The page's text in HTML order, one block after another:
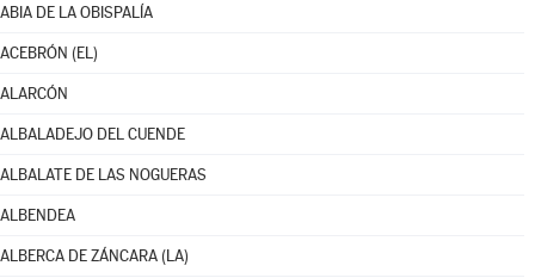
ABIA DE LA OBISPALÍA
ACEBRÓN (EL)
ALARCÓN
ALBALADEJO DEL CUENDE
ALBALATE DE LAS NOGUERAS
ALBENDEA
ALBERCA DE ZÁNCARA (LA)